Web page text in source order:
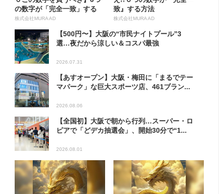
の数字が「完全一致」する
方...
株式会社MURA AD
致』する方法
株式会社MURA AD
【500円〜】大阪の“市民ナイトプール”3
選…夜だから涼しい＆コスパ最強
2026.07.31
【あすオープン】大阪・梅田に「まるでテー
マパーク」な巨大スポーツ店、461ブラン...
2026.08.06
【全国初】大阪で朝から行列…スーパー・ロ
ピアで「どデカ抽選会」、開始30分で“1...
2026.08.01